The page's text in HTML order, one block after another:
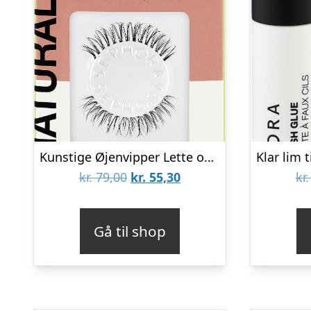
Kunstige Øjenvipper Lette og Genanvendelige
kr.79,00 Den
var:
kr. 79,00.
kr. 55,30Den
kr. 55,30.
Gå til shop
kr.